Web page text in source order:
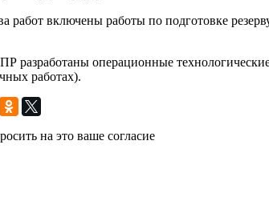
работ включены работы по подготовке
разработаны операционные
работах).
на это ваше согласие